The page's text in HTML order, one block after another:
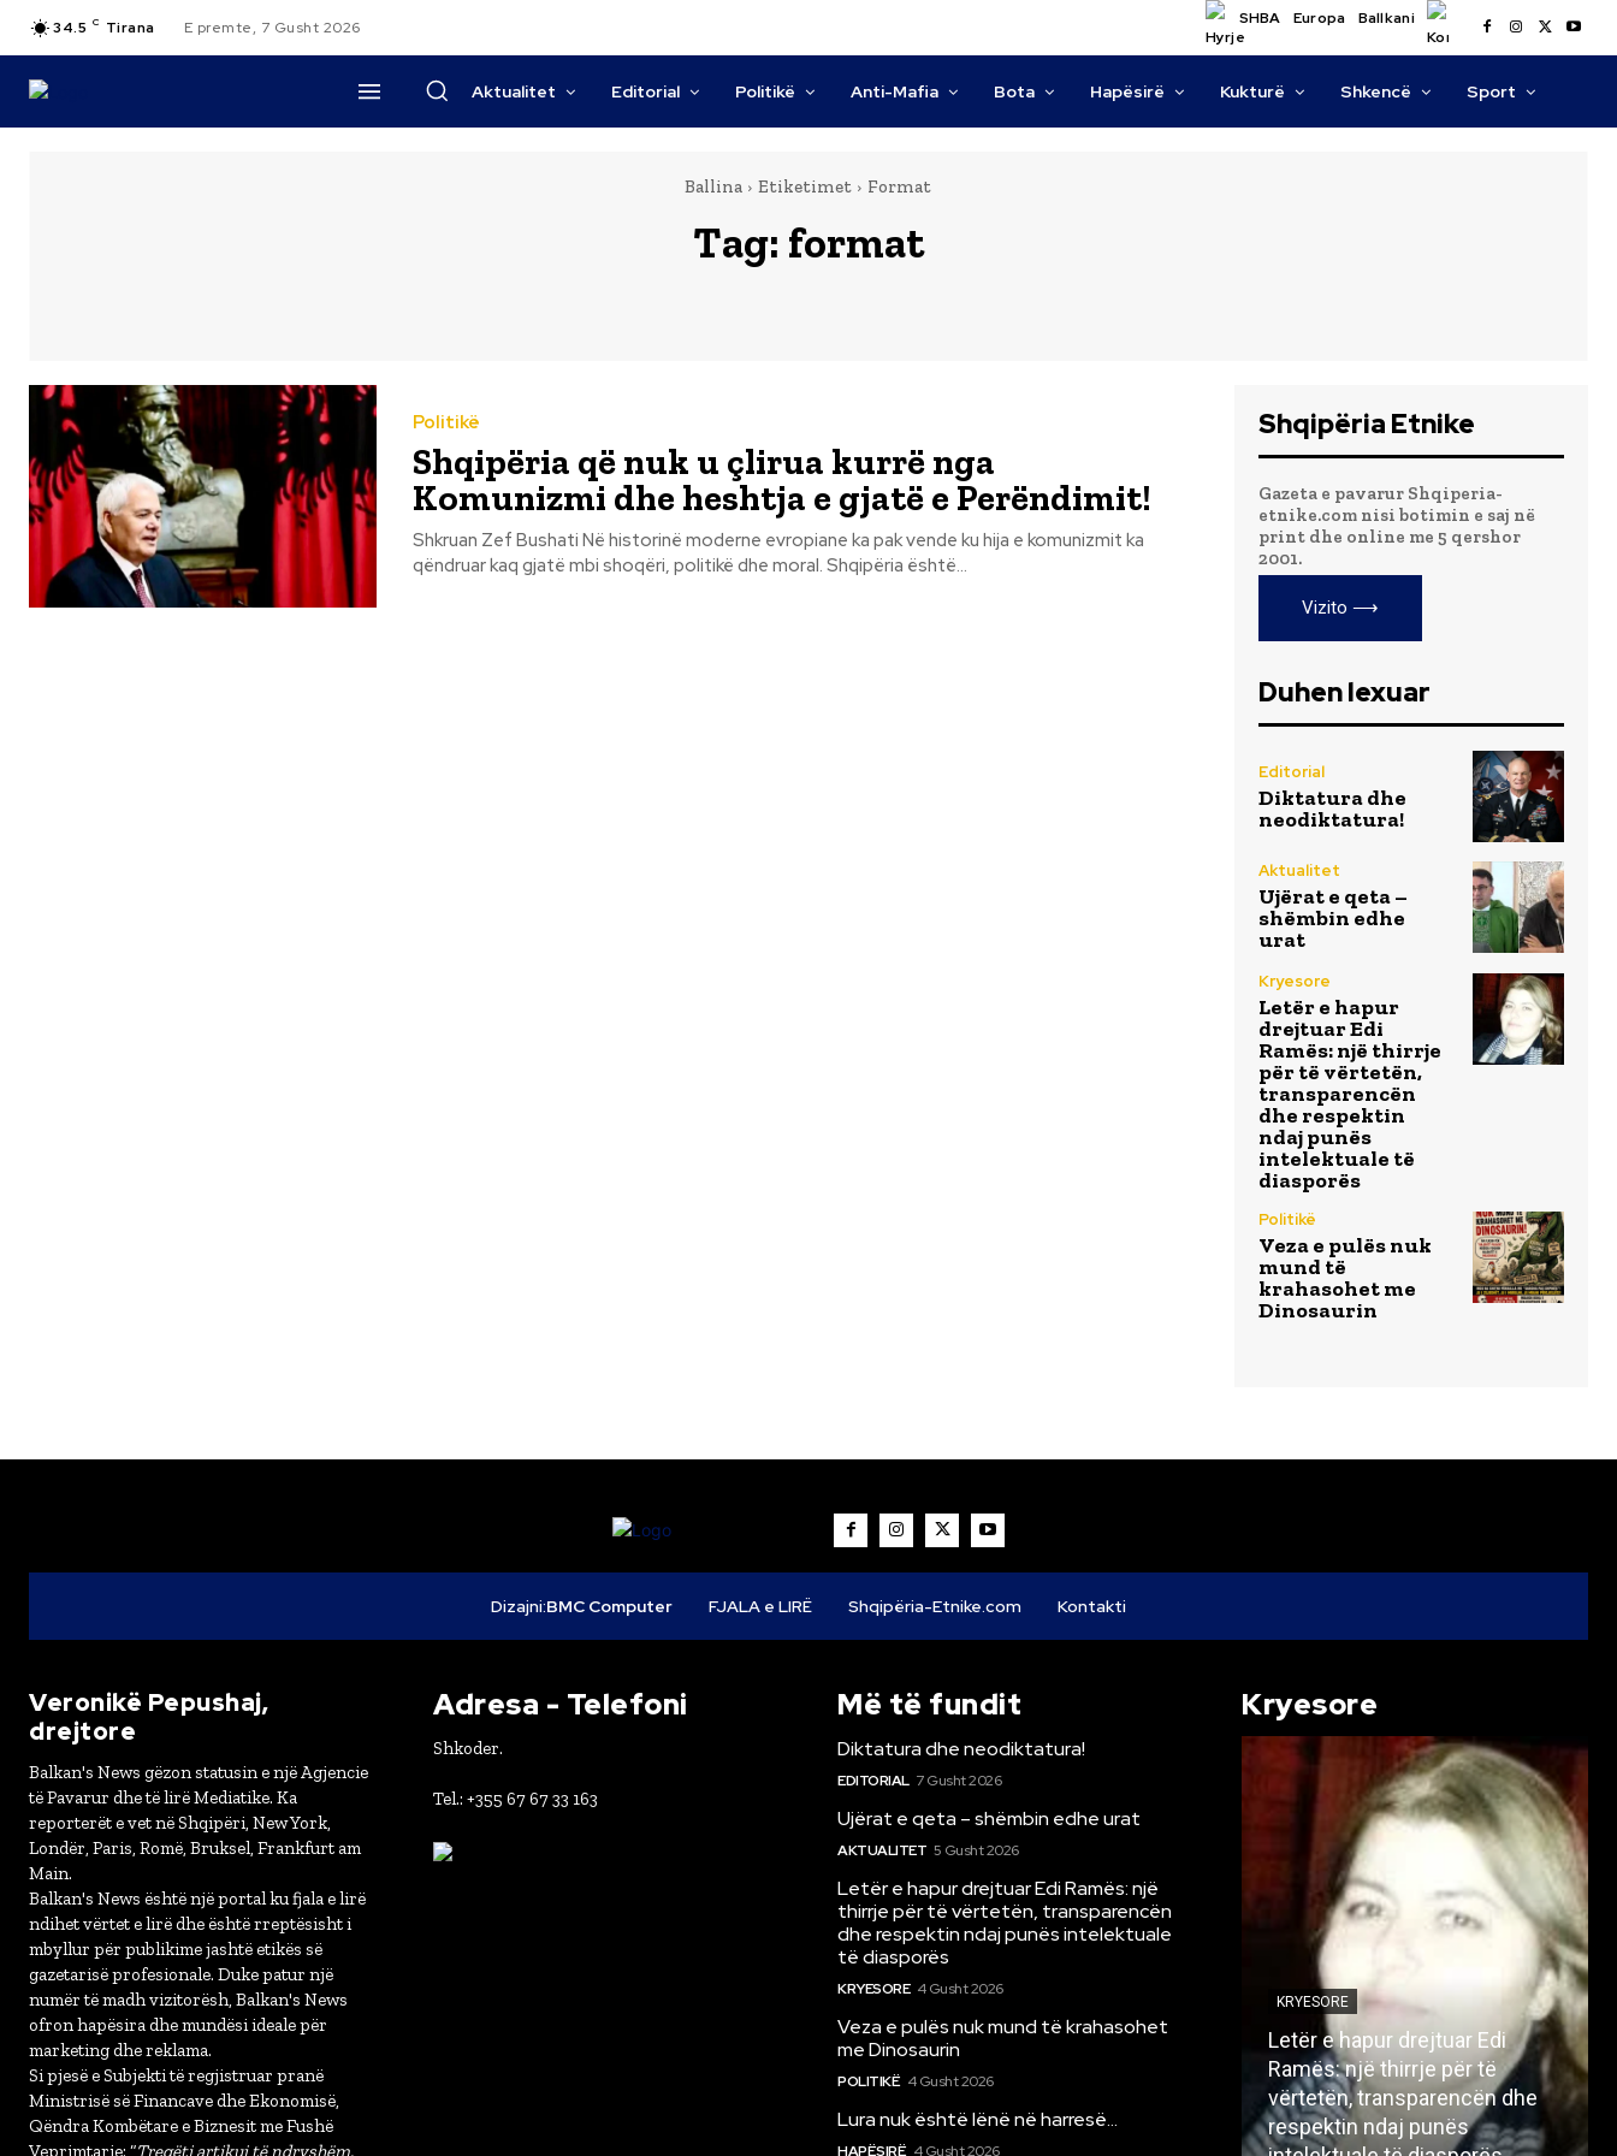
34.5 C Tirana E premte, 7 Gusht 2026 SHBA Europa Ballkani
Aktualitet Editorial Politikë Anti-Mafia Bota Hapësirë Kukturë Shkencë Sport
Ballina Etiketimet Format
Tag: format
Politikë
Shqipëria që nuk u çlirua kurrë nga
Komunizmi dhe heshtja e gjatë e Perëndimit!
Shkruan Zef Bushati Në historinë moderne evropiane ka pak vende ku hija e komunizmit ka
qëndruar kaq gjatë mbi shoqëri, politikë dhe moral. Shqipëria është...
Shqipëria Etnike
Gazeta e pavarur Shqiperia-
etnike.com nisi botimin e saj në
print dhe online me 5 qershor
2001.
Vizito ⟶
Duhen lexuar
Editorial
Diktatura dhe
neodiktatura!
Aktualitet
Ujërat e qeta –
shëmbin edhe
urat
Kryesore
Letër e hapur
drejtuar Edi
Ramës: një thirrje
për të vërtetën,
transparencën
dhe respektin
ndaj punës
intelektuale të
diasporës
Politikë
Veza e pulës nuk
mund të
krahasohet me
Dinosaurin
Dizajni:BMC Computer FJALA e LIRË Shqipëria-Etnike.com Kontakti
Veronikë Pepushaj,
drejtore
Balkan's News gëzon statusin e një Agjencie
të Pavarur dhe të lirë Mediatike. Ka
reporterët e vet në Shqipëri, New York,
Londër, Paris, Romë, Bruksel, Frankfurt am
Main.
Balkan's News është një portal ku fjala e lirë
ndihet vërtet e lirë dhe është rreptësisht i
mbyllur për publikime jashtë etikës së
gazetarisë profesionale. Duke patur një
numër të madh vizitorësh, Balkan's News
ofron hapësira dhe mundësi ideale për
marketing dhe reklama.
Si pjesë e Subjekti të regjistruar pranë
Ministrisë së Financave dhe Ekonomisë,
Qëndra Kombëtare e Biznesit me Fushë
Veprimtarie: “Tregëti artikuj të ndryshëm,
Adresa - Telefoni
Shkoder.
Tel.: +355 67 67 33 163
Më të fundit
Diktatura dhe neodiktatura!
EDITORIAL 7 Gusht 2026
Ujërat e qeta – shëmbin edhe urat
AKTUALITET 5 Gusht 2026
Letër e hapur drejtuar Edi Ramës: një
thirrje për të vërtetën, transparencën
dhe respektin ndaj punës intelektuale
të diasporës
KRYESORE 4 Gusht 2026
Veza e pulës nuk mund të krahasohet
me Dinosaurin
POLITIKË 4 Gusht 2026
Lura nuk është lënë në harresë…
HAPËSIRË 4 Gusht 2026
Kryesore
KRYESORE
Letër e hapur drejtuar Edi
Ramës: një thirrje për të
vërtetën, transparencën dhe
respektin ndaj punës